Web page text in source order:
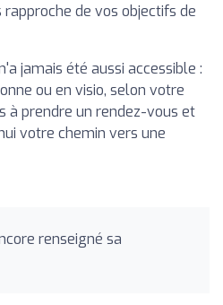
de vos objectifs de
jamais été aussi accessible :
ou en visio, selon votre
à prendre un rendez-vous et
votre chemin vers une
renseigné sa